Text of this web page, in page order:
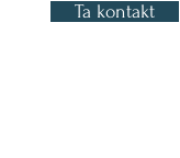
Ta kontakt